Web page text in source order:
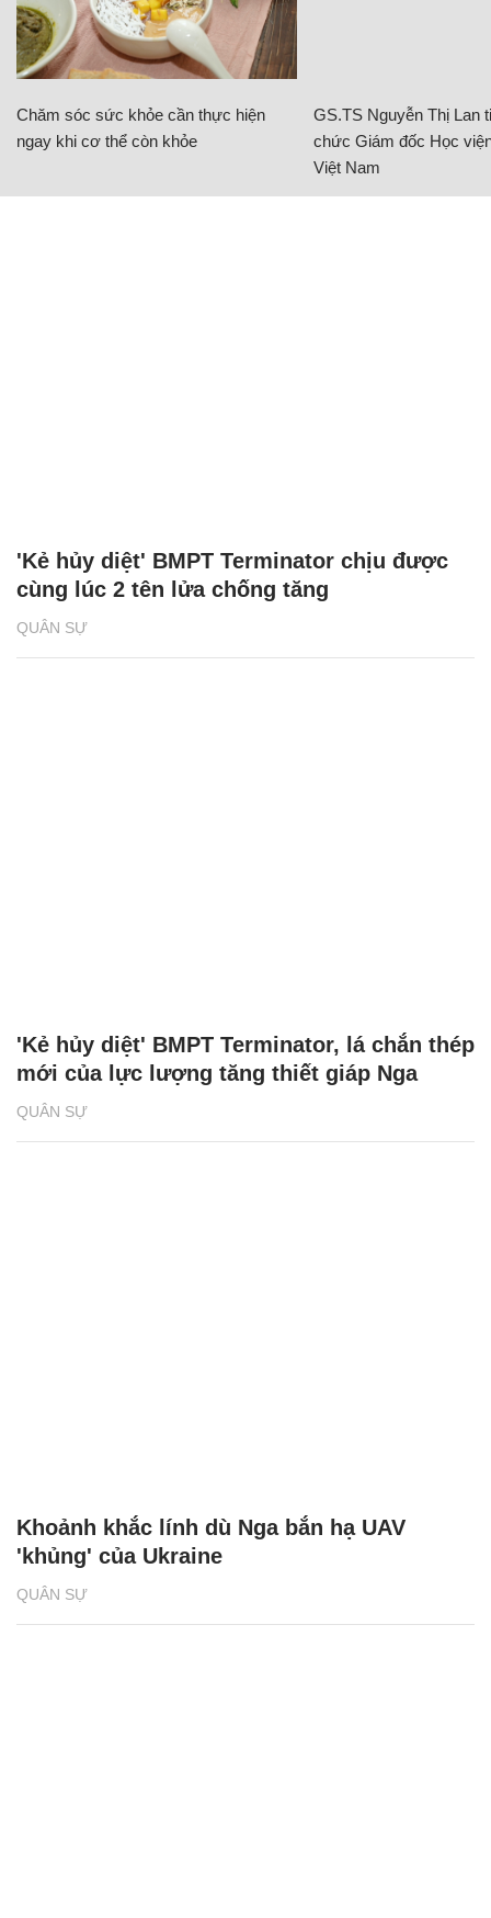
Chăm sóc sức khỏe cần thực hiện
ngay khi cơ thể còn khỏe
GS.TS Nguyễn Thị Lan
chức Giám đốc Học
Việt Nam
QUÂN SỰ
'Kẻ hủy diệt' BMPT Terminator chịu được
cùng lúc 2 tên lửa chống tăng
QUÂN SỰ
'Kẻ hủy diệt' BMPT Terminator, lá chắn thép
mới của lực lượng tăng thiết giáp Nga
QUÂN SỰ
Khoảnh khắc lính dù Nga bắn hạ UAV
'khủng' của Ukraine